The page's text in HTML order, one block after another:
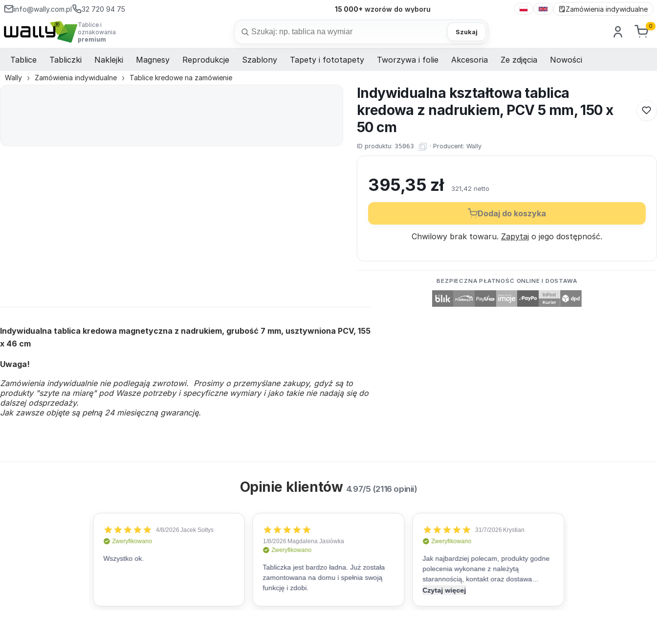
info@wally.com.pl 32 720 94 75 15 000+ wzorów do wyboru
98%dostaw na czas Zamówienia indywidualne
Tablice i
oznakowania
premium
Szukaj
0
Tablice Tabliczki Naklejki Magnesy Reprodukcje Szablony Tapety i fototapety Tworzywa i folie Akcesoria Ze zdjęcia Nowości
Wally Zamówienia indywidualne Tablice kredowe na zamówienie
Indywidualna kształtowa tablica
kredowa z nadrukiem, PCV 5 mm, 150 x
50 cm
ID produktu: 35063 · Producent: Wally
395,35 zł 321,42 netto
Dodaj do koszyka
Chwilowy brak towaru. Zapytaj o jego dostępność.
BEZPIECZNA PŁATNOŚĆ ONLINE I DOSTAWA
Indywidualna tablica kredowa magnetyczna z nadrukiem, grubość 7 mm, usztywniona PCV, 155
x 46 cm
Uwaga!
Zamówienia indywidualnie nie podlegają zwrotowi. Prosimy o przemyślane zakupy, gdyż są to
produkty "szyte na miarę" pod Wasze potrzeby i specyficzne wymiary i jako takie nie nadają się do
dalszej odsprzedaży.
Jak zawsze objęte są pełną 24 miesięczną gwarancję.
Opinie klientów 4.97/5 (2116 opinii)